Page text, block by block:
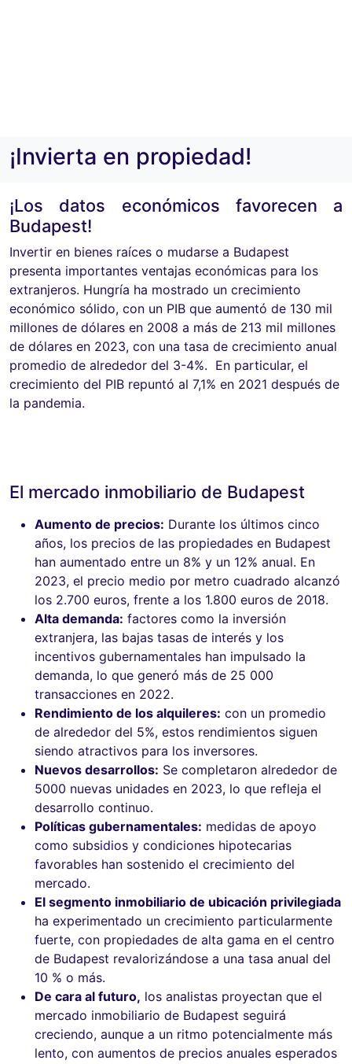
¡Invierta en propiedad!
¡Los datos económicos favorecen a
Budapest!
Invertir en bienes raíces o mudarse a Budapest
presenta importantes ventajas económicas para los
extranjeros. Hungría ha mostrado un crecimiento
económico sólido, con un PIB que aumentó de 130 mil
millones de dólares en 2008 a más de 213 mil millones
de dólares en 2023, con una tasa de crecimiento anual
promedio de alrededor del 3-4%. En particular, el
crecimiento del PIB repuntó al 7,1% en 2021 después de
la pandemia.
El mercado inmobiliario de Budapest
Aumento de precios: Durante los últimos cinco
años, los precios de las propiedades en Budapest
han aumentado entre un 8% y un 12% anual. En
2023, el precio medio por metro cuadrado alcanzó
los 2.700 euros, frente a los 1.800 euros de 2018.
Alta demanda: factores como la inversión
extranjera, las bajas tasas de interés y los
incentivos gubernamentales han impulsado la
demanda, lo que generó más de 25 000
transacciones en 2022.
Rendimiento de los alquileres: con un promedio
de alrededor del 5%, estos rendimientos siguen
siendo atractivos para los inversores.
Nuevos desarrollos: Se completaron alrededor de
5000 nuevas unidades en 2023, lo que refleja el
desarrollo continuo.
Políticas gubernamentales: medidas de apoyo
como subsidios y condiciones hipotecarias
favorables han sostenido el crecimiento del
mercado.
El segmento inmobiliario de ubicación privilegiada
ha experimentado un crecimiento particularmente
fuerte, con propiedades de alta gama en el centro
de Budapest revalorizándose a una tasa anual del
10 % o más.
De cara al futuro, los analistas proyectan que el
mercado inmobiliario de Budapest seguirá
creciendo, aunque a un ritmo potencialmente más
lento, con aumentos de precios anuales esperados